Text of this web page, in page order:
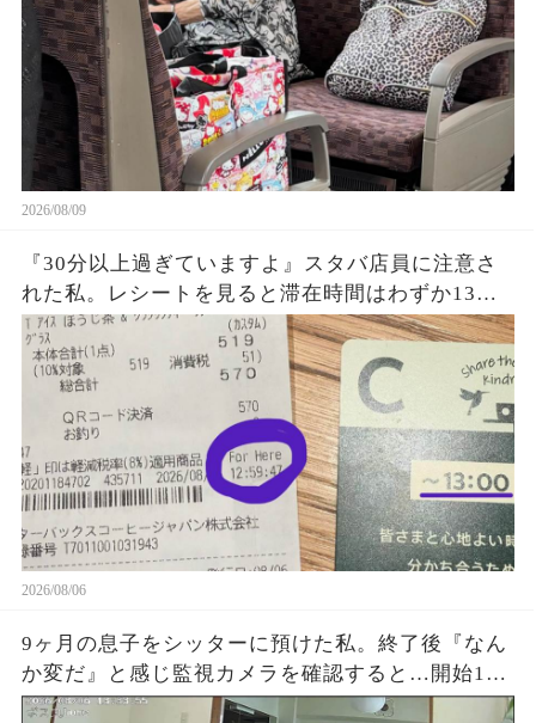
2026/08/09
『30分以上過ぎていますよ』スタバ店員に注意さ
れた私。レシートを見ると滞在時間はわずか13
秒？『For Here 12:59:41』という謎の表示に困
惑…一体何を基準に数えていたのか確認した結果
2026/08/06
9ヶ月の息子をシッターに預けた私。終了後『なん
か変だ』と感じ監視カメラを確認すると…開始1時
間でYouTube放置、スマホ操作、最後に起きた“信